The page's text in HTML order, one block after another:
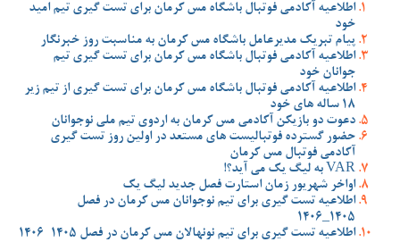
اطلاعیه آکادمی فوتبال باشگاه مس کرمان برای تست گیری تیم امید
خود
پیام تبریک مدیرعامل باشگاه مس کرمان به مناسبت روز خبرنگار
اطلاعیه آکادمی فوتبال باشگاه مس کرمان برای تست گیری تیم
جوانان خود
اطلاعیه آکادمی فوتبال باشگاه مس کرمان برای تست گیری از تیم زیر
18 ساله های خود
دعوت دو بازیکن آکادمی مس کرمان به اردوی تیم ملی نوجوانان
حضور گسترده فوتبالیست های مستعد در اولین روز تست گیری
آکادمی فوتبال مس کرمان
VAR به لیگ یک می آید؟!
اواخر شهریور زمان استارت فصل جدید لیگ یک
اطلاعیه تست گیری برای تیم نوجوانان مس کرمان در فصل
1405_1406
اطلاعیه تست گیری برای تیم نونهالان مس کرمان در فصل 1405-1406